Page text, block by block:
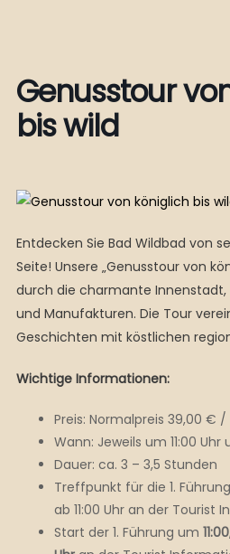
Genusstour
bis wild
Entdecken Sie Bad Wildbad von
Seite! Unsere „Genusstour von
durch die charmante Innenstadt,
und Manufakturen. Die Tour
Geschichten mit köstlichen
Wichtige Informationen:
Preis: Normalpreis 39,00 €
Wann: Jeweils um 11:00 Uhr
Dauer: ca. 3 – 3,5 Stunden
Treffpunkt für die 1.
ab 11:00 Uhr an der Tourist
Start der 1. Führung um 11:00